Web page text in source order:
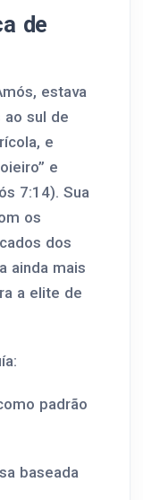
de
estava
ao sul de
e
e
7:14). Sua
os
dos
ainda mais
a elite de
padrão
baseada